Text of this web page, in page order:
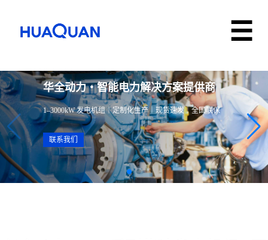
华全动力・智能电力解决方案提供商
1–3000kW 发电机组｜定制化生产｜现货速发｜全国联保
联系我们